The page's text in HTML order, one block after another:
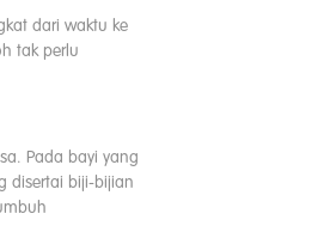
dari waktu ke
tak perlu
Pada bayi yang
disertai biji-bijian